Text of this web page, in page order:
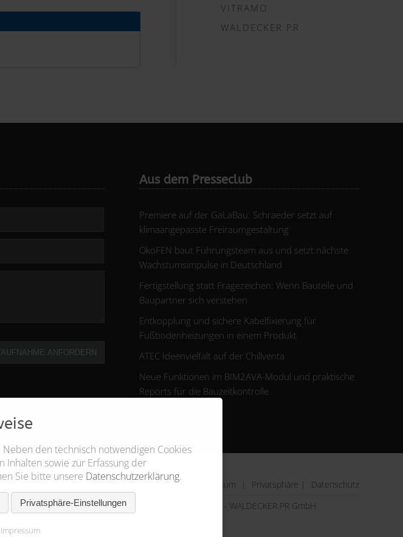
VITRAMO
WALDECKER PR
ANFORDERN
Aus dem Presseclub
Premiere auf der GaLaBau: Schraeder setzt auf
klimaangepasste Freiraumgestaltung
ÖkoFEN baut Führungsteam aus und setzt nächste
Wachstumsimpulse in Deutschland
Fertigstellung statt Fragezeichen: Wenn Bauteile und
Baupartner sich verstehen
Entkopplung und sichere Kabelfixierung für
Fußbodenheizungen in einem Produkt
ATEC Ideenvielfalt auf der Chillventa
Neue Funktionen im BIM2AVA-Modul und praktische
Reports für die Bauzeitkontrolle
Impressum Privatsphäre
Datenschutz
© 2026 - WALDECKER PR GmbH
den technisch notwendigen Cookies
Inhalten sowie zur Erfassung der
Sie bitte unsere Datenschutzerklärung.
Privatsphäre-Einstellungen
Impressum